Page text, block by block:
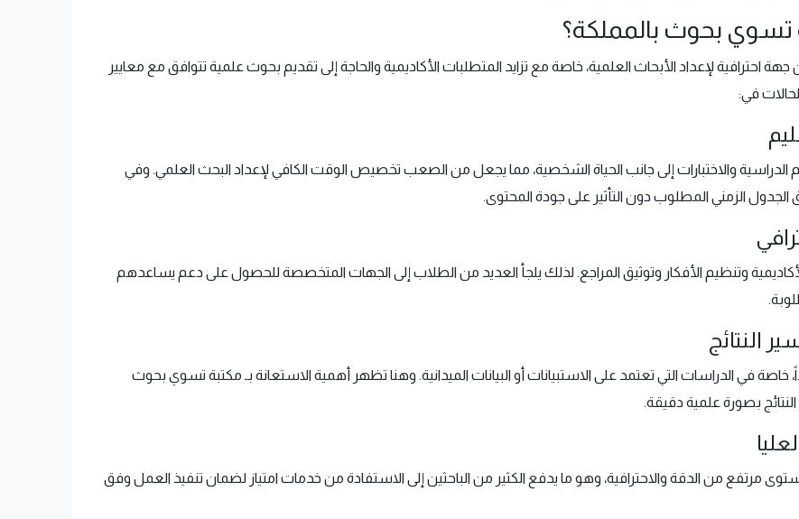
تسوي بحوث بالمملكة؟
احترافية لإعداد الأبحاث العلمية، خاصة مع تزايد المتطلبات الأكاديمية والحاجة إلى تقديم بحوث علمية تتوافق مع معايير
في:
والاختبارات إلى جانب الحياة الشخصية، مما يجعل من الصعب تخصيص الوقت الكافي لإعداد البحث العلمي. وفي
الزمني المطلوب دون التأثير على جودة المحتوى.
وتنظيم الأفكار وتوثيق المراجع. لذلك يلجأ العديد من الطلاب إلى الجهات المتخصصة للحصول على دعم يساعدهم
النتائج
خاصة في الدراسات التي تعتمد على الاستبيانات أو البيانات الميدانية. وهنا تظهر أهمية الاستعانة بـ مكتبة تسوي بحوث
النتائج بصورة علمية دقيقة.
مرتفع من الدقة والاحترافية، وهو ما يدفع الكثير من الباحثين إلى الاستفادة من خدمات امتياز لضمان تنفيذ العمل وفق